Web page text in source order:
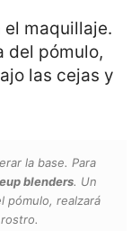
maquillaje.
del pómulo,
las cejas y
la base. Para
blenders. Un
pómulo, realzará